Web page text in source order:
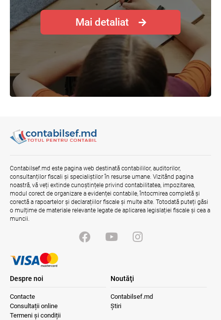
Plafonul operațiunilor valutare de capital
fără autorizarea BNM va crește
06.08.2026
MIA Plăți Instant: Soluția inovativă pentru
cetățeni, afaceri și plata serviciilor
07.08.2026 Ministerul Finațelor
Efectele trecerii la euro ca monedă de
referință
Guvernul RM
Mai detaliat
Contabilsef.md este pagina web destinată contabililor, auditorilor,
consultanților fiscali și specialiștilor în resurse umane. Vizitând pagina
noastră, vă veți extinde cunoștințele privind contabilitatea, impozitarea,
modul corect de organizare a evidenței contabile, întocmirea completă și
corectă a rapoartelor și declarațiilor fiscale și multe alte. Totodată puteți găsi
o mulțime de materiale relevante legate de aplicarea legislației fiscale și cea a
muncii.
Despre noi
Contacte
Consultații online
Termeni și condiții
Noutăţi
Contabilsef.md
Știri